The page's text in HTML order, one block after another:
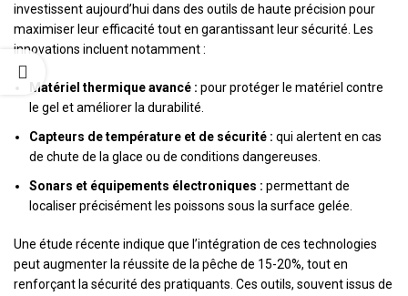
investissent aujourd’hui dans des outils de haute précision pour
maximiser leur efficacité tout en garantissant leur sécurité. Les
innovations incluent notamment :
Matériel thermique avancé : pour protéger le matériel contre
le gel et améliorer la durabilité.
Capteurs de température et de sécurité : qui alertent en cas
de chute de la glace ou de conditions dangereuses.
Sonars et équipements électroniques : permettant de
localiser précisément les poissons sous la surface gelée.
Une étude récente indique que l’intégration de ces technologies
peut augmenter la réussite de la pêche de 15-20%, tout en
renforçant la sécurité des pratiquants. Ces outils, souvent issus de